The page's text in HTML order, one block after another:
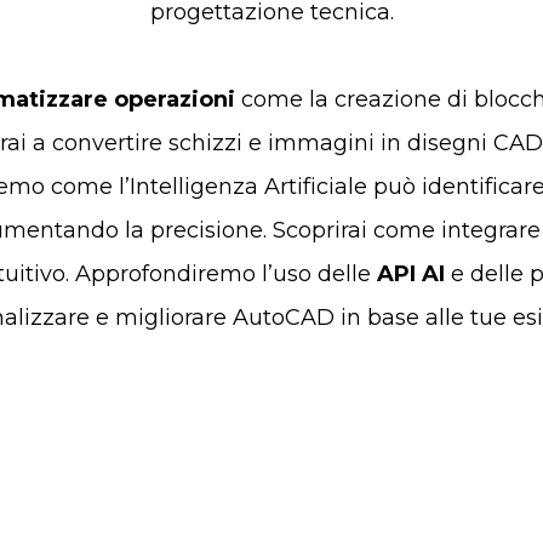
progettazione tecnica.
operazioni come la creazione di
a convertire schizzi e immagini in disegni
come l’Intelligenza Artificiale può
la precisione. Scoprirai come
Approfondiremo l’uso delle API AI e delle
e migliorare AutoCAD in base alle tue